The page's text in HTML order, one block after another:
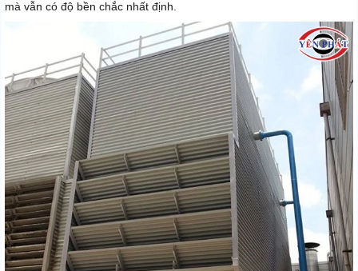
mà vẫn có độ bền chắc nhất định.